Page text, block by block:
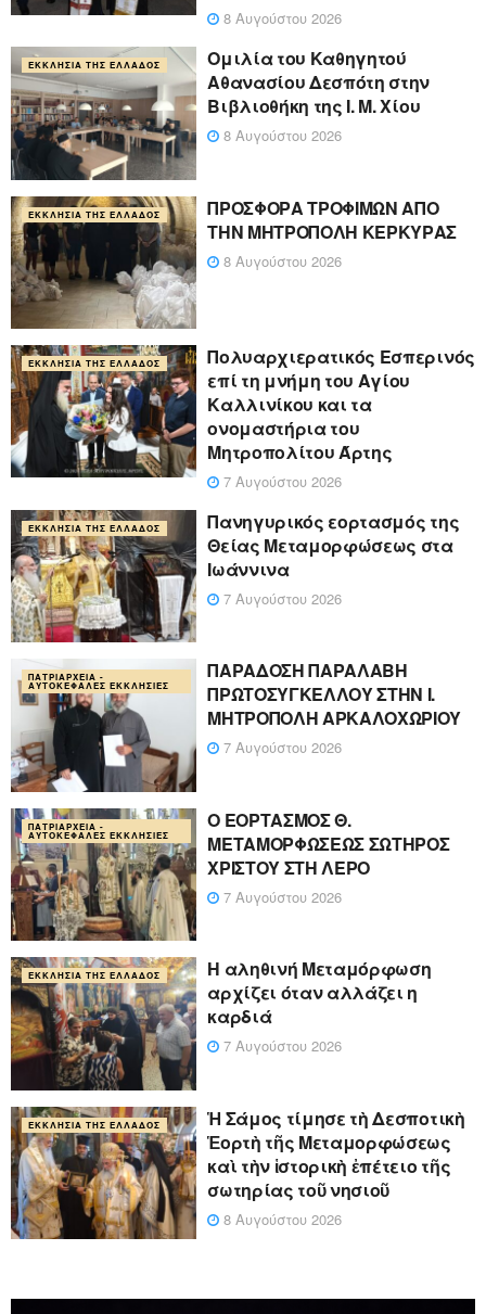
8 Αυγούστου 2026
ΕΚΚΛΗΣΊΑ ΤΗΣ ΕΛΛΆΔΟΣ
Ομιλία του Καθηγητού
Αθανασίου Δεσπότη στην
Βιβλιοθήκη της Ι. Μ. Χίου
8 Αυγούστου 2026
ΕΚΚΛΗΣΊΑ ΤΗΣ ΕΛΛΆΔΟΣ
ΠΡΟΣΦΟΡΑ ΤΡΟΦΙΜΩΝ ΑΠΟ
ΤΗΝ ΜΗΤΡΟΠΟΛΗ ΚΕΡΚΥΡΑΣ
8 Αυγούστου 2026
ΕΚΚΛΗΣΊΑ ΤΗΣ ΕΛΛΆΔΟΣ
Πολυαρχιερατικός Εσπερινός
επί τη μνήμη του Αγίου
Καλλινίκου και τα
ονομαστήρια του
Μητροπολίτου Άρτης
7 Αυγούστου 2026
ΕΚΚΛΗΣΊΑ ΤΗΣ ΕΛΛΆΔΟΣ
Πανηγυρικός εορτασμός της
Θείας Μεταμορφώσεως στα
Ιωάννινα
7 Αυγούστου 2026
ΠΑΤΡΙΑΡΧΕΊΑ -
ΑΥΤΟΚΈΦΑΛΕΣ ΕΚΚΛΗΣΊΕΣ
ΠΑΡΑΔΟΣΗ ΠΑΡΑΛΑΒΗ
ΠΡΩΤΟΣΥΓΚΕΛΛΟΥ ΣΤΗΝ Ι.
ΜΗΤΡΟΠΟΛΗ ΑΡΚΑΛΟΧΩΡΙΟΥ
7 Αυγούστου 2026
ΠΑΤΡΙΑΡΧΕΊΑ -
ΑΥΤΟΚΈΦΑΛΕΣ ΕΚΚΛΗΣΊΕΣ
Ο ΕΟΡΤΑΣΜΟΣ Θ.
ΜΕΤΑΜΟΡΦΩΣΕΩΣ ΣΩΤΗΡΟΣ
ΧΡΙΣΤΟΥ ΣΤΗ ΛΕΡΟ
7 Αυγούστου 2026
ΕΚΚΛΗΣΊΑ ΤΗΣ ΕΛΛΆΔΟΣ
Η αληθινή Μεταμόρφωση
αρχίζει όταν αλλάζει η
καρδιά
7 Αυγούστου 2026
ΕΚΚΛΗΣΊΑ ΤΗΣ ΕΛΛΆΔΟΣ
Ἡ Σάμος τίμησε τὴ Δεσποτικὴ
Ἑορτὴ τῆς Μεταμορφώσεως
καὶ τὴν ἱστορικὴ ἐπέτειο τῆς
σωτηρίας τοῦ νησιοῦ
8 Αυγούστου 2026